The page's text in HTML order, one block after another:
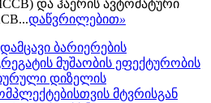
და ჰაერის ავტომატური
დაწვრილებით»